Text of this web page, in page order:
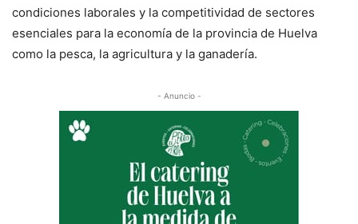
condiciones laborales y la competitividad de sectores
esenciales para la economía de la provincia de Huelva
como la pesca, la agricultura y la ganadería.
- Anuncio -